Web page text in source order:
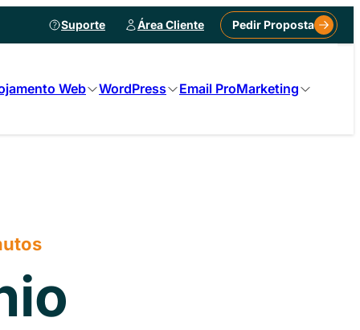
Suporte Área Cliente Pedir Proposta
Web WordPress Email ProMarketing